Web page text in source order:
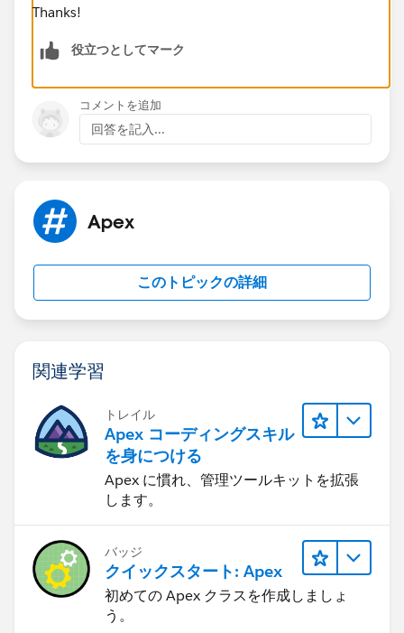
}
Error:
whats wrong on my code
Thanks!
役立つとしてマーク
コメントを追加
回答を記入...
Apex
このトピックの詳細
関連学習
トレイル
Apex コーディングスキル
を身につける
Apex に慣れ、管理ツールキットを拡張
します。
バッジ
クイックスタート: Apex
初めての Apex クラスを作成しましょ
う。